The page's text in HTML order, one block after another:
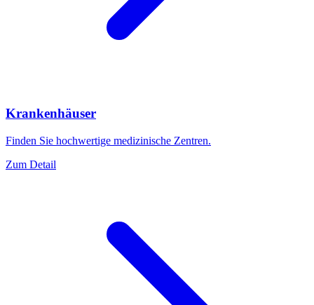
Krankenhäuser
Finden Sie hochwertige medizinische Zentren.
Zum Detail